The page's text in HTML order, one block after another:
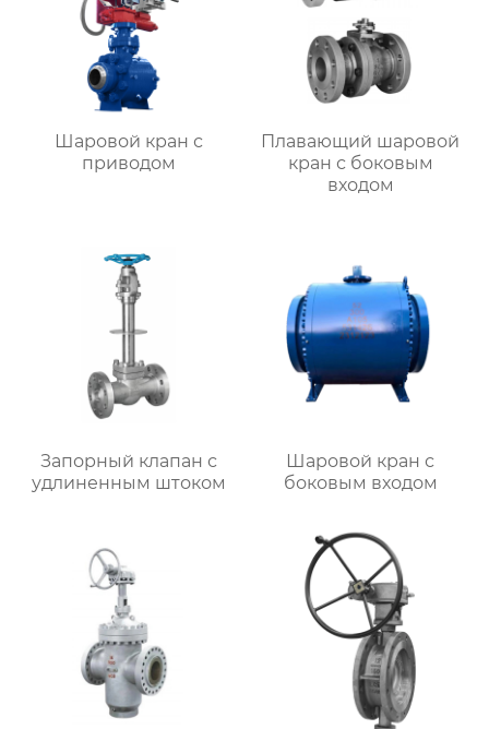
Шаровой кран с
приводом
Плавающий шаровой
кран с боковым
входом
Запорный клапан с
удлиненным штоком
Шаровой кран с
боковым входом